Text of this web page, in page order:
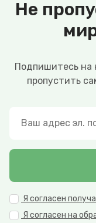
Не
Подпишитесь на
пропустить
Я согласен
Я согласен на